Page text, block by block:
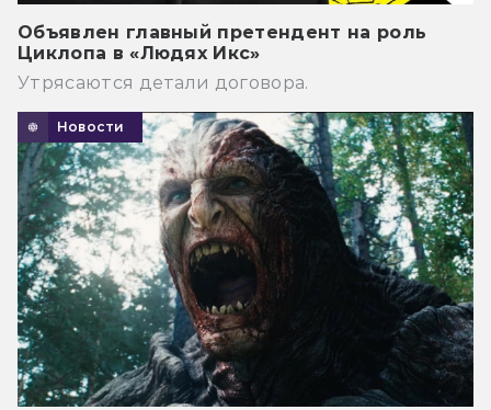
Объявлен главный претендент на роль
Циклопа в «Людях Икс»
Утрясаются детали договора.
Новости